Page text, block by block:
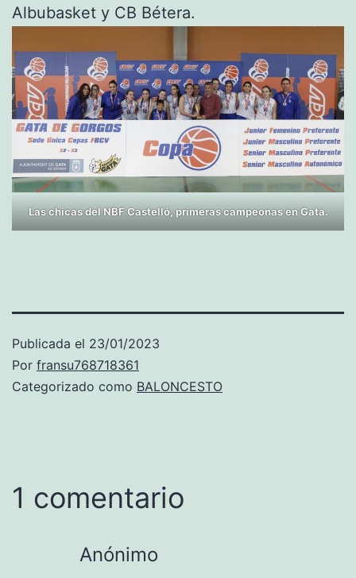
Albubasket y CB Bétera.
Las chicas del NBF Castelló, primeras campeonas en Gata.
Publicada el 23/01/2023
Por fransu768718361
Categorizado como BALONCESTO
1 comentario
Anónimo